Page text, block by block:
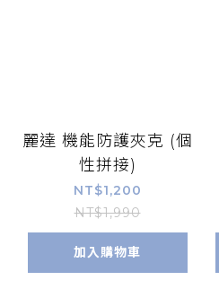
麗達 機能防護夾克 (個
性拼接)
NT$1,200
NT$1,990
加入購物車